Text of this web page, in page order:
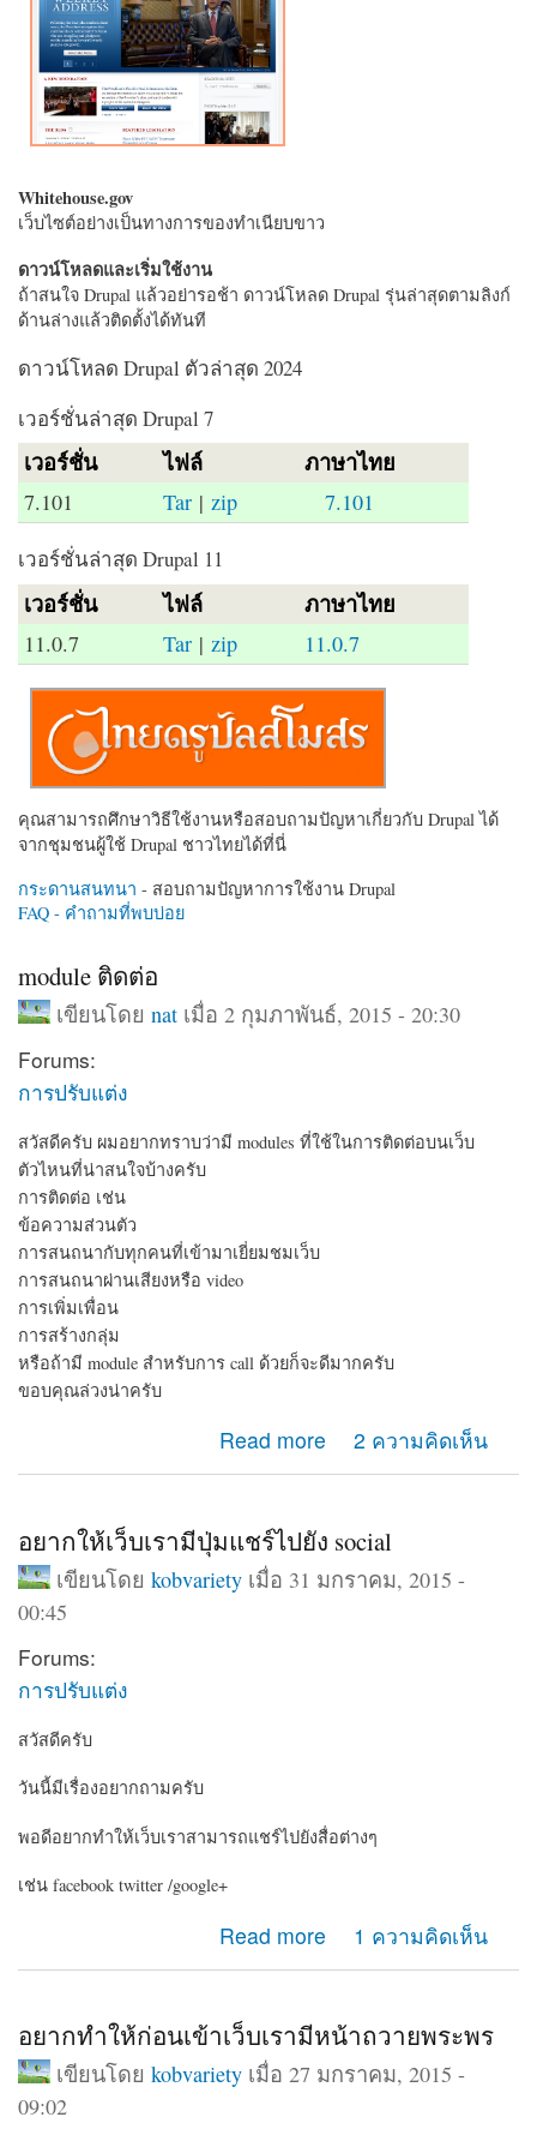
Whitehouse.gov
เว็บไซต์อย่างเป็นทางการของทำเนียบขาว
ดาวน์โหลดและเริ่มใช้งาน
ถ้าสนใจ Drupal แล้วอย่ารอช้า ดาวน์โหลด Drupal รุ่นล่าสุดตามลิงก์
ด้านล่างแล้วติดตั้งได้ทันที
ดาวน์โหลด Drupal ตัวล่าสุด 2024
เวอร์ชั่นล่าสุด Drupal 7
เวอร์ชั่น ไฟล์ ภาษาไทย
7.101 Tar |zip 7.101
เวอร์ชั่นล่าสุด Drupal 11
เวอร์ชั่น ไฟล์ ภาษาไทย
11.0.7 Tar | zip 11.0.7
คุณสามารถศึกษาวิธีใช้งานหรือสอบถามปัญหาเกี่ยวกับ Drupal ได้
จากชุมชนผู้ใช้ Drupal ชาวไทยได้ที่นี่
กระดานสนทนา - สอบถามปัญหาการใช้งาน Drupal
FAQ - คำถามที่พบบ่อย
module ติดต่อ
เขียนโดย natเมื่อ 2 กุมภาพันธ์, 2015 - 20:30
Forums:
การปรับแต่ง
สวัสดีครับ ผมอยากทราบว่ามี modules ที่ใช้ในการติดต่อบนเว็บ
ตัวไหนที่น่าสนใจบ้างครับ
การติดต่อ เช่น
ข้อความส่วนตัว
การสนถนากับทุกคนที่เข้ามาเยี่ยมชมเว็บ
การสนถนาผ่านเสียงหรือ video
การเพิ่มเพื่อน
การสร้างกลุ่ม
หรือถ้ามี module สำหรับการ call ด้วยก็จะดีมากครับ
ขอบคุณล่วงน่าครับ
Read more 2 ความคิดเห็น
อยากให้เว็บเรามีปุ่มแชร์ไปยัง social
เขียนโดย kobvarietyเมื่อ 31 มกราคม, 2015 -
00:45
Forums:
การปรับแต่ง
สวัสดีครับ
วันนี้มีเรื่องอยากถามครับ
พอดีอยากทำให้เว็บเราสามารถแชร์ไปยังสื่อต่างๆ
เช่น facebook twitter /google+
Read more
about อยากให้เว็บเรามีปุ่มแชร์ไปยัง social1 ความคิดเห็น
อยากทำให้ก่อนเข้าเว็บเรามีหน้าถวายพระพร
เขียนโดย kobvarietyเมื่อ 27 มกราคม, 2015 -
09:02